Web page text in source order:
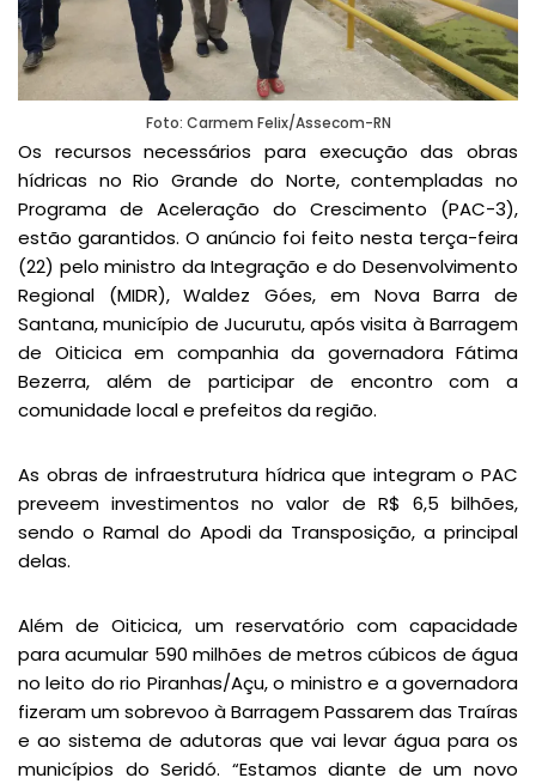
Foto: Carmem Felix/Assecom-RN
Os recursos necessários para execução das obras
hídricas no Rio Grande do Norte, contempladas no
Programa de Aceleração do Crescimento (PAC-3),
estão garantidos. O anúncio foi feito nesta terça-feira
(22) pelo ministro da Integração e do Desenvolvimento
Regional (MIDR), Waldez Góes, em Nova Barra de
Santana, município de Jucurutu, após visita à Barragem
de Oiticica em companhia da governadora Fátima
Bezerra, além de participar de encontro com a
comunidade local e prefeitos da região.
As obras de infraestrutura hídrica que integram o PAC
preveem investimentos no valor de R$ 6,5 bilhões,
sendo o Ramal do Apodi da Transposição, a principal
delas.
Além de Oiticica, um reservatório com capacidade
para acumular 590 milhões de metros cúbicos de água
no leito do rio Piranhas/Açu, o ministro e a governadora
fizeram um sobrevoo à Barragem Passarem das Traíras
e ao sistema de adutoras que vai levar água para os
municípios do Seridó. “Estamos diante de um novo